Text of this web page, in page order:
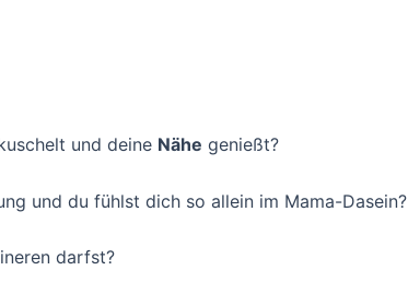
und deine Nähe genießt?
und du fühlst dich so allein im Mama-Dasein?
darfst?